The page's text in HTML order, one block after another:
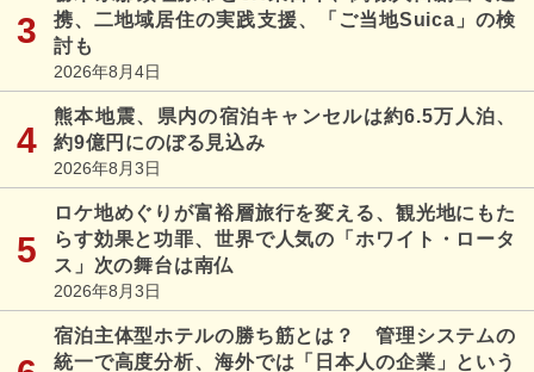
携、二地域居住の実践支援、「ご当地Suica」の検
討も
2026年8月4日
熊本地震、県内の宿泊キャンセルは約6.5万人泊、
約9億円にのぼる見込み
2026年8月3日
ロケ地めぐりが富裕層旅行を変える、観光地にもた
らす効果と功罪、世界で人気の「ホワイト・ロータ
ス」次の舞台は南仏
2026年8月3日
宿泊主体型ホテルの勝ち筋とは？ 管理システムの
統一で高度分析、海外では「日本人の企業」という